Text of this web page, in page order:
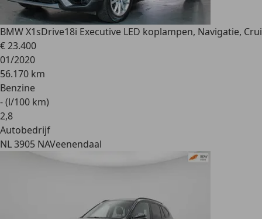
BMW X1sDrive18i Executive LED koplampen, Navigatie, Crui
€ 23.400
01/2020
56.170 km
Benzine
- (l/100 km)
2,8
Autobedrijf
NL 3905 NAVeenendaal